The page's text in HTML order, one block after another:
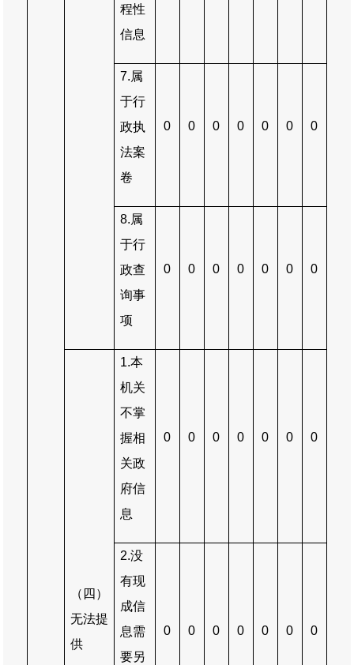
程性
信息
7.属
于行
政执
法案
卷
0 0 0 0 0 0 0
8.属
于行
政查
询事
项
0 0 0 0 0 0 0
（四）
无法提
供
1.本
机关
不掌
握相
关政
府信
息
0 0 0 0 0 0 0
2.没
有现
成信
息需
要另
0 0 0 0 0 0 0